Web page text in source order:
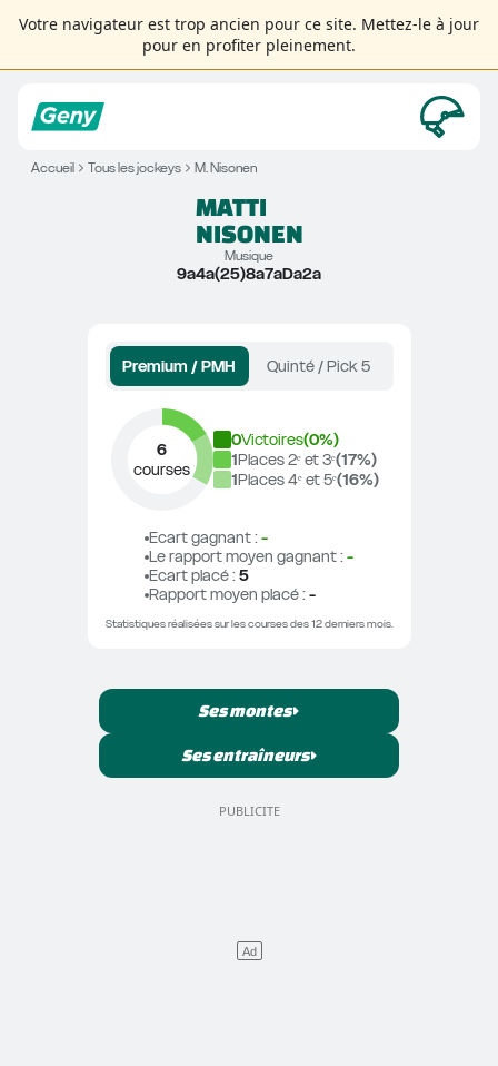
Votre navigateur est trop ancien pour ce site. Mettez-le à jour
pour en profiter pleinement.
Accueil Tous les jockeys M. Nisonen
MATTI
NISONEN
Musique
9a4a(25)8a7aDa2a
Premium / PMH Quinté / Pick 5
6
courses
0Victoires(0%)
1Places 2ᵉ et 3ᵉ(17%)
1Places 4ᵉ et 5ᵉ(16%)
Ecart gagnant : -
Le rapport moyen gagnant : -
Ecart placé : 5
Rapport moyen placé : -
Statistiques réalisées sur les courses des 12 derniers mois.
Ses montes
Ses entraîneurs